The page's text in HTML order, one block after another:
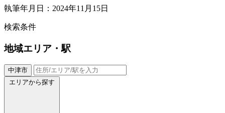
執筆年月日：2024年11月15日
検索条件
地域エリア・駅
中津市
エリアから探す